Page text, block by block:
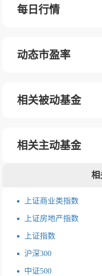
每日行情
动态市盈率
相关被动基金
相关主动基金
相
上证商业类指数
上证房地产指数
上证指数
沪深300
中证500